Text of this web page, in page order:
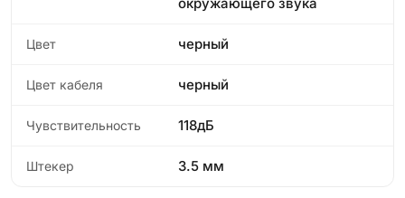
Цвет черный
Цвет кабеля черный
Чувствительность 118дБ
Штекер 3.5 мм